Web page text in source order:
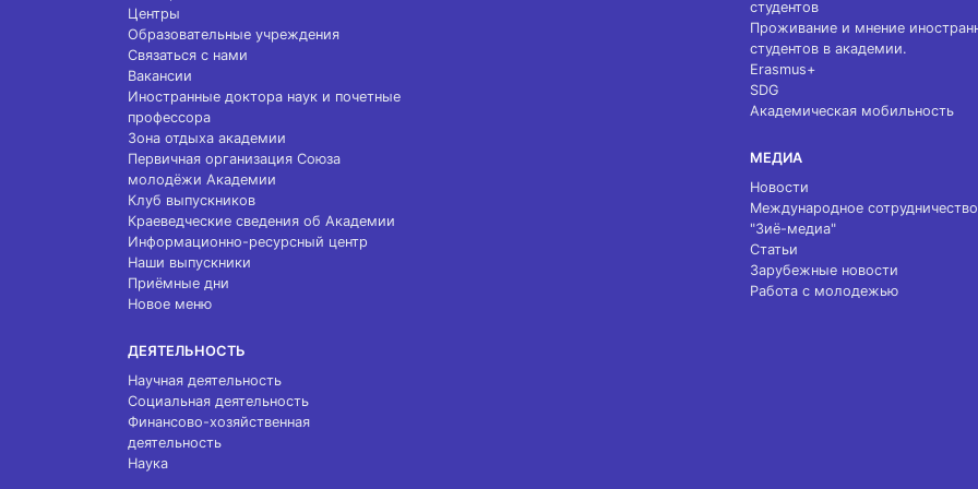
Центры
Образовательные учреждения
Связаться с нами
Вакансии
Иностранные доктора наук и почетные
профессора
Зона отдыха академии
Первичная организация Союза
молодёжи Академии
Клуб выпускников
Краеведческие сведения об Академии
Информационно-ресурсный центр
Наши выпускники
Приёмные дни
Новое меню
ДЕЯТЕЛЬНОСТЬ
Научная деятельность
Социальная деятельность
Финансово-хозяйственная
деятельность
Наука
студентов
Проживание и мнение
студентов в академии.
Erasmus+
SDG
Академическая мобильность
МЕДИА
Новости
Международное сотрудничество
"Зиё-медиа"
Статьи
Зарубежные новости
Работа с молодежью